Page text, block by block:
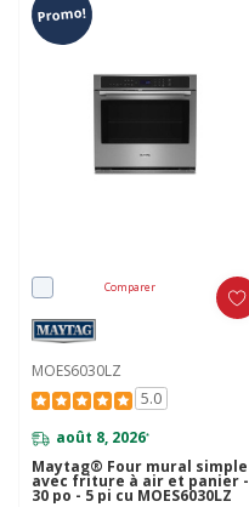
Promo!
Comparer
MOES6030LZ
5.0
août 8, 2026*
Maytag® Four mural simple
avec friture à air et panier -
30 po - 5 pi cu MOES6030LZ